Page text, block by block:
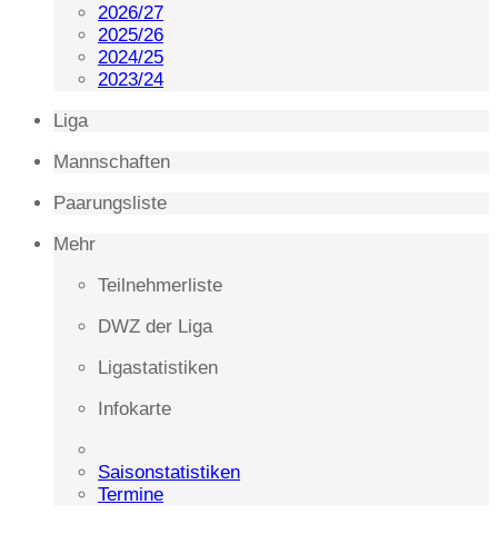
2026/27
2025/26
2024/25
2023/24
Liga
Mannschaften
Paarungsliste
Mehr
Teilnehmerliste
DWZ der Liga
Ligastatistiken
Infokarte
Saisonstatistiken
Termine